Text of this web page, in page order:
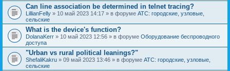
Can line association be determined in telnet tracing?
LillianFelly » 10 май 2023 14:17 » в форуме АТС: городские, узловые,
сельские
What is the device's function?
DolanaKerr » 10 май 2023 12:56 » в форуме Оборудование беспроводного
доступа
"Urban vs rural political leanings?"
ShefaliKakru » 09 май 2023 13:46 » в форуме АТС: городские, узловые,
сельские